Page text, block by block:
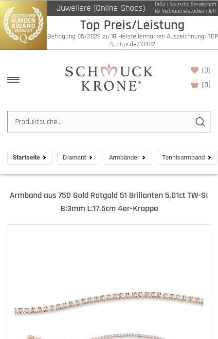
Juweliere (Online-Shops)
DtGV | Deutsche Gesellschaft
für Verbraucherstudien mbH
Top Preis/Leistung
Befragung 05/2026 zu 18 Herstellermarken Auszeichnung: TOP
4, dtgv.de/13402
(0)
(0)
Startseite Diamant Armbänder Tennisarmband
Armband aus 750 Gold Rotgold 51 Brillanten 5,01ct TW-SI
B:3mm L:17,5cm 4er-Krappe